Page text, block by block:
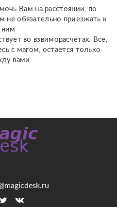
...
Вам на расстоянии, по
не обязательно приезжать к
ним
во взвиморасчетах. Все,
с магом, остается только
вами